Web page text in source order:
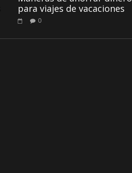
para viajes de vacaciones
0